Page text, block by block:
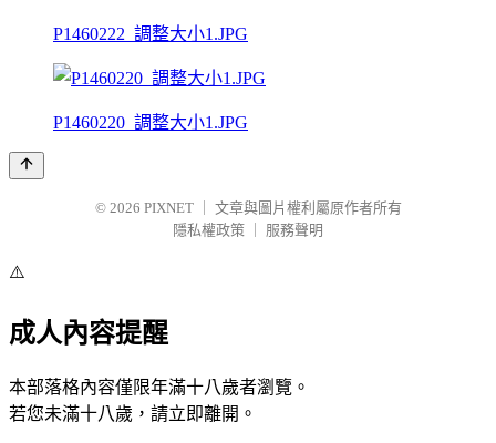
P1460222_調整大小1.JPG
P1460220_調整大小1.JPG
© 2026 PIXNET
文章與圖片權利屬原作者所有
隱私權政策
服務聲明
⚠️
成人內容提醒
本部落格內容僅限年滿十八歲者瀏覽。
若您未滿十八歲，請立即離開。